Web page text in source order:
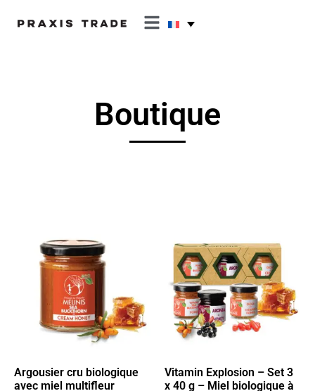
Boutique
Argousier cru biologique
avec miel multifleur
Vitamin Explosion – Set 3
x 40 g – Miel biologique à